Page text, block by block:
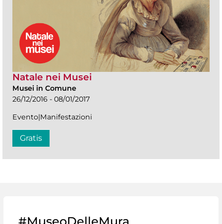
Natale nei Musei
Musei in Comune
26/12/2016 - 08/01/2017
Evento|Manifestazioni
Gratis
#MuseoDelleMura